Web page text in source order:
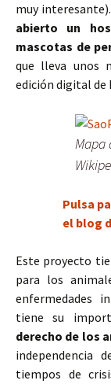
muy
abierto un
mascotas de
que lleva unos
edición digital de
Mapa
Pulsa
el blog
Este proyecto
para los
enfermedades
tiene su
derecho de los
independencia
tiempos de